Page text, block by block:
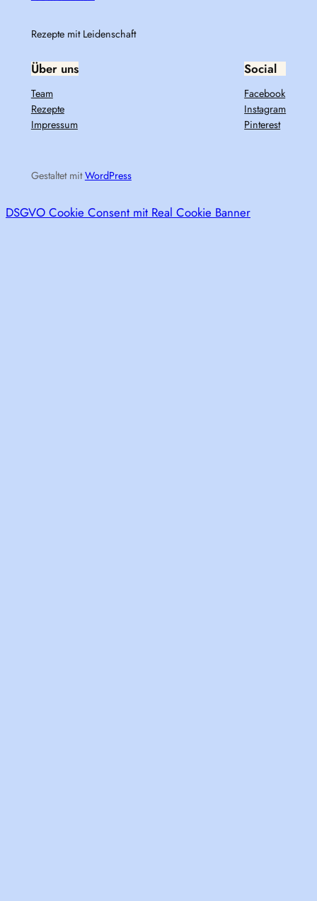
Rezepte mit Leidenschaft
Über uns
Team
Rezepte
Impressum
Social
Facebook
Instagram
Pinterest
Gestaltet mitWordPress
DSGVO Cookie Consent mit Real Cookie Banner